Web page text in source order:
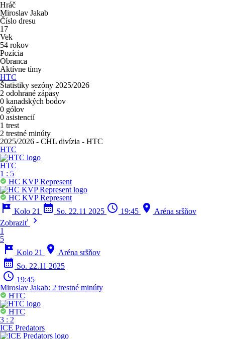
Hráč
Miroslav Jakab
Číslo dresu
17
Vek
54 rokov
Pozícia
Obranca
Aktívne tímy
HTC
Štatistiky sezóny 2025/2026
2 odohrané zápasy
0 kanadských bodov
0 gólov
0 asistencií
1 trest
2 trestné minúty
2025/2026 - CHL divízia - HTC
HTC
HTC
1 : 5
HC KVP Represent
HC KVP Represent
tour Kolo 21 calendar_month So. 22.11 2025 schedule 19:45 location_on Aréna sršňov
Zobraziť
chevron_right
1
5
tour Kolo 21 location_on Aréna sršňov
calendar_month So. 22.11 2025
schedule 19:45
Miroslav Jakab: 2 trestné minúty
HTC
HTC
3 : 2
ICE Predators